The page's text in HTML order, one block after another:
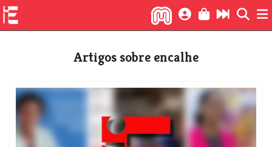
Artigos sobre encalhe